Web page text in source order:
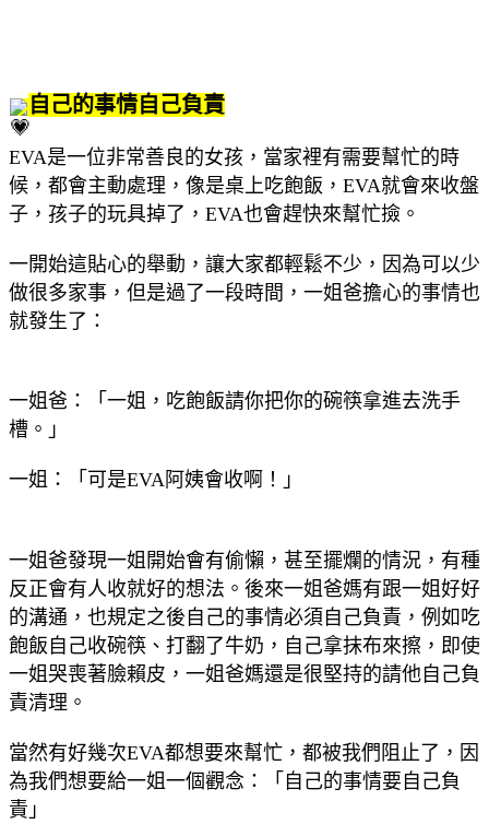
自己的事情自己負責
EVA是一位非常善良的女孩，當家裡有需要幫忙的時
候，都會主動處理，像是桌上吃飽飯，EVA就會來收盤
子，孩子的玩具掉了，EVA也會趕快來幫忙撿。
一開始這貼心的舉動，讓大家都輕鬆不少，因為可以少
做很多家事，但是過了一段時間，一姐爸擔心的事情也
就發生了：
一姐爸：「一姐，吃飽飯請你把你的碗筷拿進去洗手
槽。」
一姐：「可是EVA阿姨會收啊！」
一姐爸發現一姐開始會有偷懶，甚至擺爛的情況，有種
反正會有人收就好的想法。後來一姐爸媽有跟一姐好好
的溝通，也規定之後自己的事情必須自己負責，例如吃
飽飯自己收碗筷、打翻了牛奶，自己拿抹布來擦，即使
一姐哭喪著臉賴皮，一姐爸媽還是很堅持的請他自己負
責清理。
當然有好幾次EVA都想要來幫忙，都被我們阻止了，因
為我們想要給一姐一個觀念：「自己的事情要自己負
責」